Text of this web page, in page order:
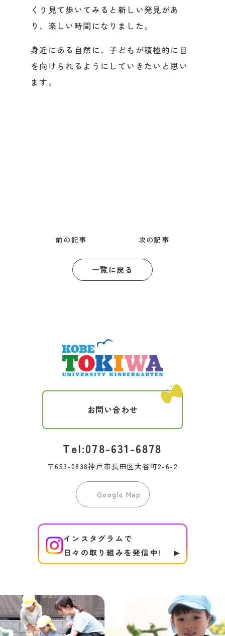
くり見て歩いてみると新しい発見があ
り、楽しい時間になりました。
身近にある自然に、子どもが積極的に目
を向けられるようにしていきたいと思い
ます。
前の記事 次の記事
一覧に戻る
お問い合わせ
Tel:078-631-6878
〒653-0838神戸市長田区大谷町2-6-2
Google Map
インスタグラムで
日々の取り組みを発信中!